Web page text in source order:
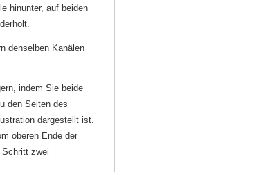
hinunter, auf beiden
denselben Kanälen
indem Sie beide
den Seiten des
dargestellt ist.
oberen Ende der
zwei